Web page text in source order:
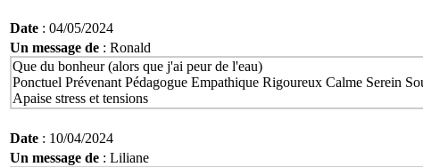
Date : 04/05/2024
Un message de : Ronald
Que du bonheur (alors que j'ai peur de l'eau)
Ponctuel Prévenant Pédagogue Empathique Rigoureux Calme Serein
Apaise stress et tensions
Date : 10/04/2024
Un message de : Liliane